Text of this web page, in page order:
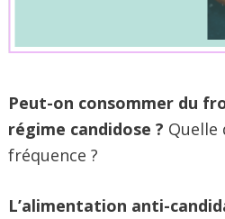
Peut-on consommer du
régime candidose ? Quelle
fréquence ?
L’alimentation anti-